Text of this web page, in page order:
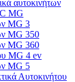
αυτοκινήτων
MG
MG 3
MG 350
MG 360
MG 4 ev
MG 5
Αυτοκινήτου